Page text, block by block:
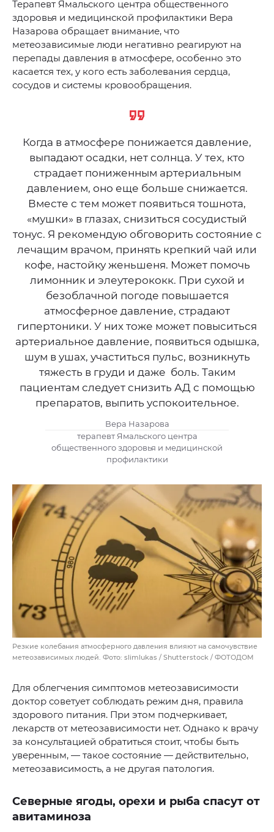
Терапевт Ямальского центра общественного
здоровья и медицинской профилактики Вера
Назарова обращает внимание, что
метеозависимые люди негативно реагируют на
перепады давления в атмосфере, особенно это
касается тех, у кого есть заболевания сердца,
сосудов и системы кровообращения.
Когда в атмосфере понижается давление,
выпадают осадки, нет солнца. У тех, кто
страдает пониженным артериальным
давлением, оно еще больше снижается.
Вместе с тем может появиться тошнота,
«мушки» в глазах, снизиться сосудистый
тонус. Я рекомендую обговорить состояние с
лечащим врачом, принять крепкий чай или
кофе, настойку женьшеня. Может помочь
лимонник и элеутерококк. При сухой и
безоблачной погоде повышается
атмосферное давление, страдают
гипертоники. У них тоже может повыситься
артериальное давление, появиться одышка,
шум в ушах, участиться пульс, возникнуть
тяжесть в груди и даже боль. Таким
пациентам следует снизить АД с помощью
препаратов, выпить успокоительное.
Вера Назарова
терапевт Ямальского центра
общественного здоровья и медицинской
профилактики
Резкие колебания атмосферного давления влияют на самочувствие
метеозависимых людей. Фото: slimlukas / Shutterstock / ФОТОДОМ
Для облегчения симптомов метеозависимости
доктор советует соблюдать режим дня, правила
здорового питания. При этом подчеркивает,
лекарств от метеозависимости нет. Однако к врачу
за консультацией обратиться стоит, чтобы быть
уверенным, — такое состояние — действительно,
метеозависимость, а не другая патология.
Северные ягоды, орехи и рыба спасут от
авитаминоза